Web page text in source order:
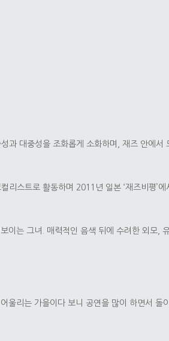
과 대중성을 조화롭게 소화하며, 재즈 안에
리스트로 활동하며 2011년 일본 ‘재즈비평’
이는 그녀. 매력적인 음색 뒤에 수려한 외모,
울리는 가을이다 보니 공연을 많이 하면서 돌